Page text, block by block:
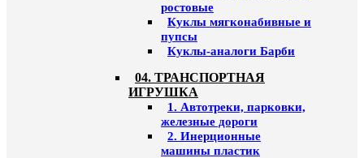
ростовые
Куклы мягконабивные и
пупсы
Куклы-аналоги Барби
04. ТРАНСПОРТНАЯ
ИГРУШКА
1. Автотреки, парковки,
железные дороги
2. Инерционные
машины пластик